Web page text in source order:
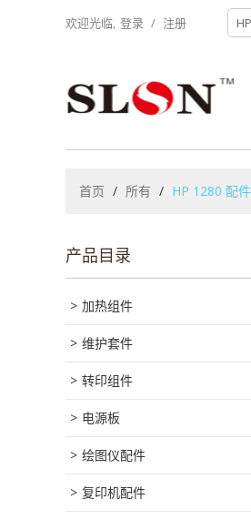
欢迎光临, 登录 / 注册
首页 / 所有 / HP 1280 配件
产品目录
加热组件
维护套件
转印组件
电源板
绘图仪配件
复印机配件